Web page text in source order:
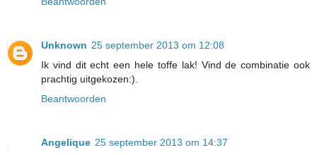
Unknown 25 september 2013 om 12:08
Ik vind dit echt een hele toffe lak! Vind de combinatie ook
prachtig uitgekozen:).
Beantwoorden
Angelique 25 september 2013 om 14:37